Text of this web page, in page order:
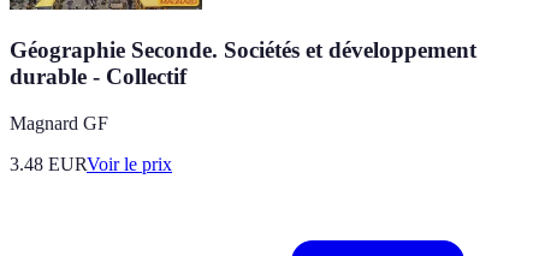
Géographie Seconde. Sociétés et développement
durable - Collectif
Magnard GF
3.48 EURVoir le prix